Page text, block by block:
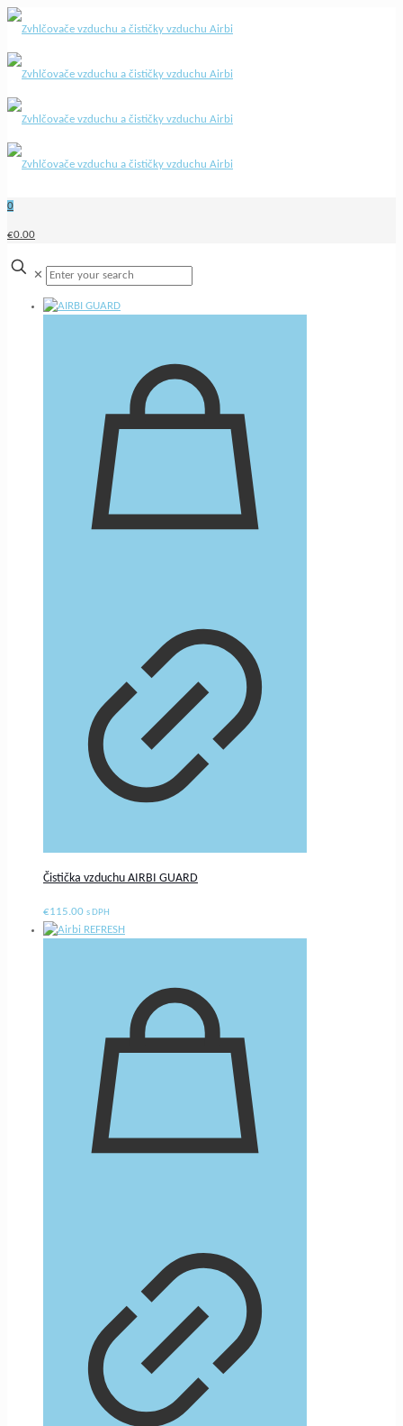
0
€0.00
✕
Čistička vzduchu AIRBI GUARD
€115.00 s DPH